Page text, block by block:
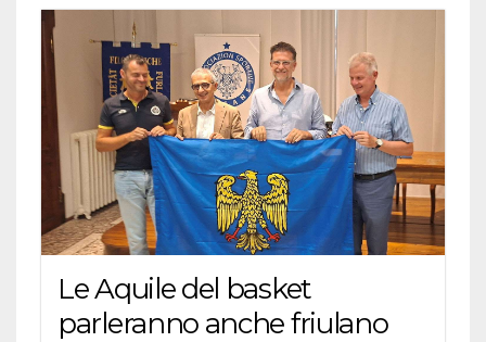
Le Aquile del basket
parleranno anche friulano